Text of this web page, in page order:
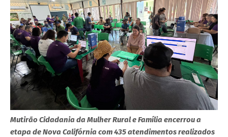
Mutirão Cidadania da Mulher Rural e Família encerrou a
etapa de Nova Califórnia com 435 atendimentos realizados